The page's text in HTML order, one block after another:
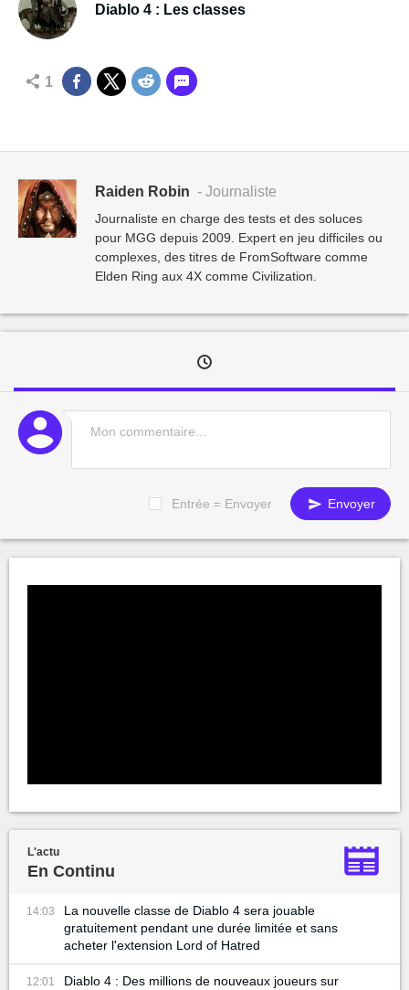
Diablo 4 : Les classes
1
Raiden Robin - Journaliste
Journaliste en charge des tests et des soluces
pour MGG depuis 2009. Expert en jeu difficiles ou
complexes, des titres de FromSoftware comme
Elden Ring aux 4X comme Civilization.
Entrée = Envoyer Envoyer
L'actu
En Continu
14:03
La nouvelle classe de Diablo 4 sera jouable
gratuitement pendant une durée limitée et sans
acheter l'extension Lord of Hatred
12:01
Diablo 4 : Des millions de nouveaux joueurs sur